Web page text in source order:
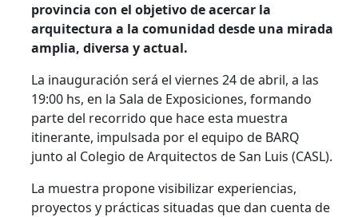
provincia con el objetivo de acercar la
arquitectura a la comunidad desde una mirada
amplia, diversa y actual.
La inauguración será el viernes 24 de abril, a las
19:00 hs, en la Sala de Exposiciones, formando
parte del recorrido que hace esta muestra
itinerante, impulsada por el equipo de BARQ
junto al Colegio de Arquitectos de San Luis (CASL).
La muestra propone visibilizar experiencias,
proyectos y prácticas situadas que dan cuenta de